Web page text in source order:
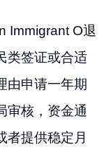
Immigrant O退
类签证或合适
由申请一年期
审核，资金通
者提供稳定月